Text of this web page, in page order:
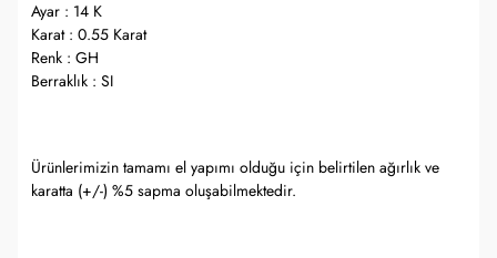
Ayar : 14 K
Karat : 0.55 Karat
Renk : GH
Berraklık : SI
Ürünlerimizin tamamı el yapımı olduğu için belirtilen ağırlık ve
karatta (+/-) %5 sapma oluşabilmektedir.